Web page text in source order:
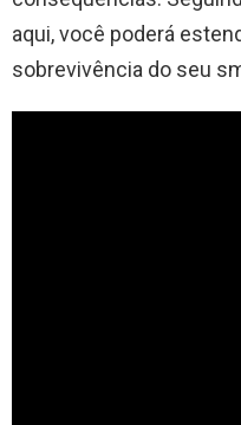
aqui, você poderá
sobrevivência do seu